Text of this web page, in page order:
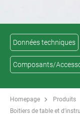
Données techniques
Composants/
Homepage Produits
Boitiers de table et